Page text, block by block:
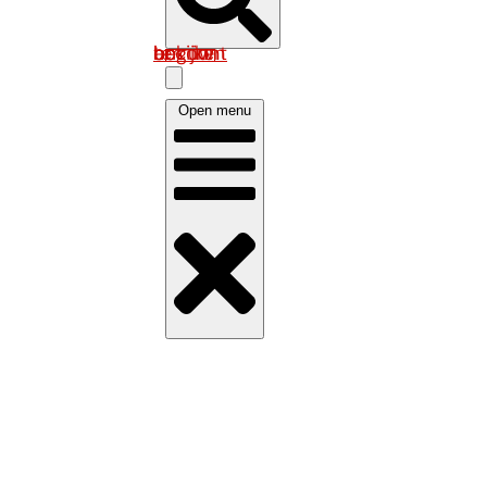
Log in om uw account te bekijken
Open menu